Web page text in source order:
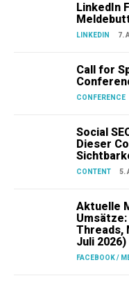
LinkedIn
LINKEDIN 7.
Call for
CONFERENCE
Social
Dieser
CONTENT 5.
Aktuelle
Threads,
Juli 2026)
FACEBOOK /